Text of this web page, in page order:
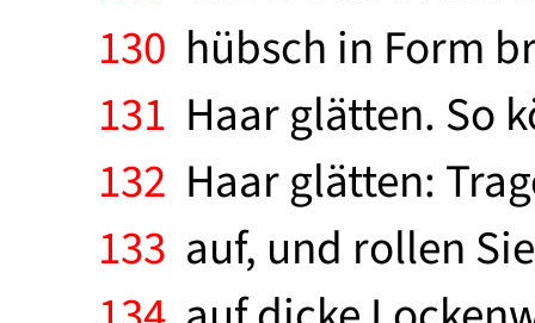
130 hübsch in Form
131 Haar glätten. So
132 Haar glätten:
133 auf, und rollen